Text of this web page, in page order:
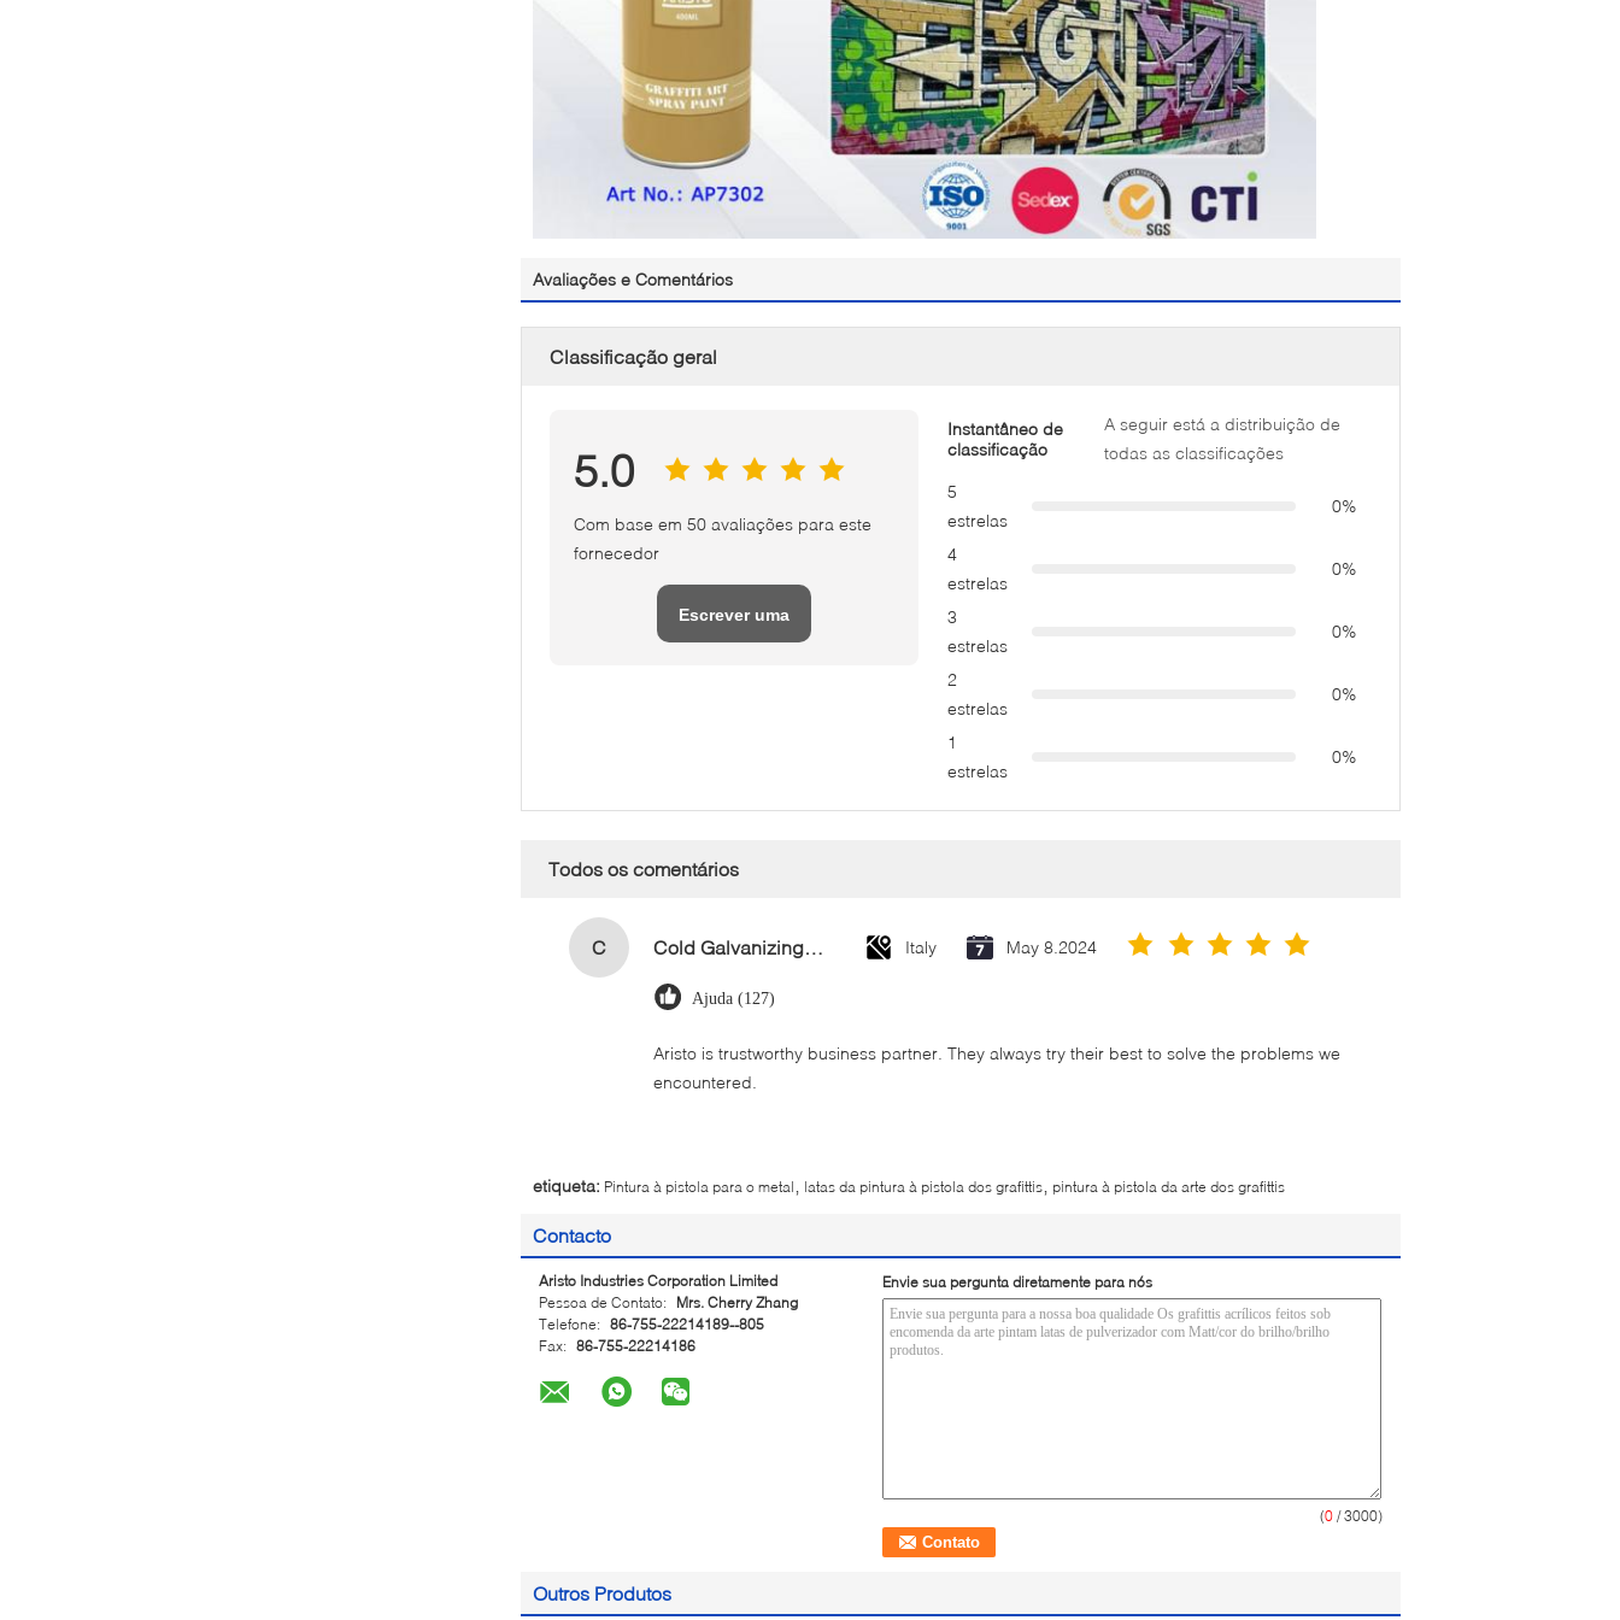
Avaliações e Comentários
Classificação geral
5.0
Com base em 50 avaliações para este
fornecedor
Escrever uma
Instantâneo de
classificação
A seguir está a distribuição de
todas as classificações
5
estrelas
0%
4
estrelas
0%
3
estrelas
0%
2
estrelas
0%
1
estrelas
0%
Todos os comentários
C Cold Galvanizing Zinc Spray Paint 400ml Italy May 8.2024
Ajuda (127)
Aristo is trustworthy business partner. They always try their best to solve the problems we
encountered.
etiqueta: Pintura à pistola para o metal latas da pintura à pistola dos grafittis pintura à pistola da arte dos grafittis
Contacto
Aristo Industries Corporation Limited
Pessoa de Contato:
Mrs. Cherry Zhang
Telefone: 86-755-22214189--805
Fax: 86-755-22214186
Envie sua pergunta diretamente para nós
(0 / 3000)
Outros Produtos